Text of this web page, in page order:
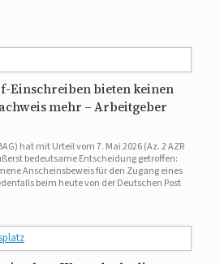
Einschreiben bieten keinen
mehr – Arbeitgeber
hat mit Urteil vom 7. Mai 2026 (Az. 2 AZR
bedeutsame Entscheidung getroffen:
Anscheinsbeweis für den Zugang eines
beim heute von der Deutschen Post